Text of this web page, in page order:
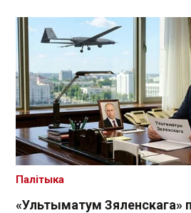
«Ультыматум Зяленскага»
Палітыка